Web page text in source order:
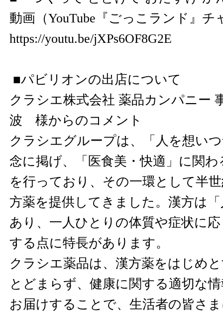
動画（YouTube『ごっこランド』チ
https://youtu.be/jXPs6OF8G2E
■パビリオンの出店について
クラシエ株式会社 薬品カンパニー
波 様からのコメント
クラシエグループは、「人を想い
念に掲げ、「医食美・快適」に関
を行っており、その一環として半
方薬を提供してきました。漢方は
あり、一人ひとりの体質や症状に
する点に特長があります。
クラシエ薬品は、漢方薬をはじめ
とどまらず、健康に関する適切な
お届けすることで、生活者の皆さ